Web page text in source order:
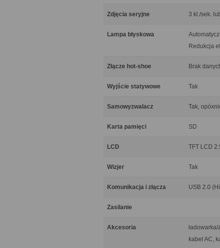
Zdjęcia seryjne 3 kl./sek.
Lampa błyskowa
Redukcja
Złącze hot-shoe Brak
Wyjście statywowe Tak
Samowyzwalacz Tak,
Karta pamięci SD
LCD TFT LCD
Wizjer Tak
Komunikacja i złącza USB 2.0
Zasilanie
Akcesoria
kabel AC,